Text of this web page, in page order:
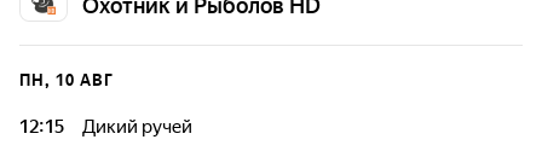
Охотник и Рыболов HD
ПН, 10 АВГ
12:15 Дикий ручей